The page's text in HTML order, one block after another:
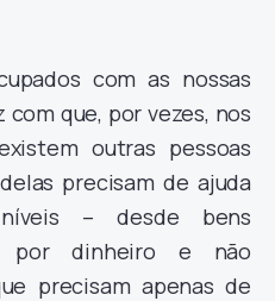
com as nossas
que, por vezes, nos
outras pessoas
precisam de ajuda
– desde bens
por dinheiro e não
precisam apenas de